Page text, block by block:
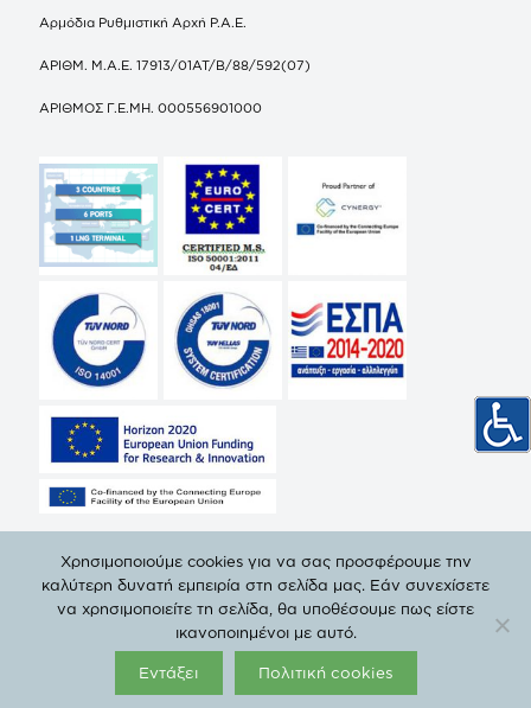
Αρμόδια Ρυθμιστική Αρχή Ρ.Α.Ε.
ΑΡΙΘΜ. Μ.Α.Ε. 17913/01ΑΤ/Β/88/592(07)
ΑΡΙΘΜΟΣ Γ.Ε.ΜΗ. 000556901000
© Copyright 2019 ΔΕΠΑ | All Rights Reserved. |
Προστασίας Προσωπικών Δεδομένων
Χρησιμοποιούμε cookies για να σας προσφέρουμε την
καλύτερη δυνατή εμπειρία στη σελίδα μας. Εάν συνεχίσετε
να χρησιμοποιείτε τη σελίδα, θα υποθέσουμε πως είστε
ικανοποιημένοι με αυτό.
Εντάξει Πολιτική cookies